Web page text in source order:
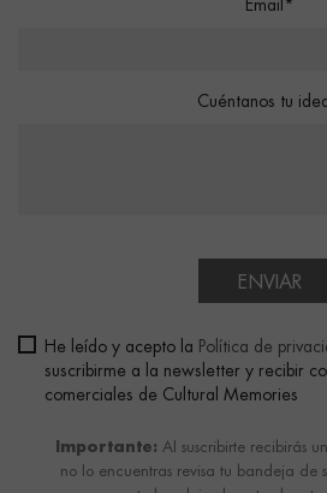
Email*
Cuéntanos tu
ENVIAR
He leído y acepto la Política de
suscribirme a la newsletter y recibir
comerciales de Cultural Memories
Importante: Al suscribirte recibirás
no lo encuentras revisa tu bandeja de